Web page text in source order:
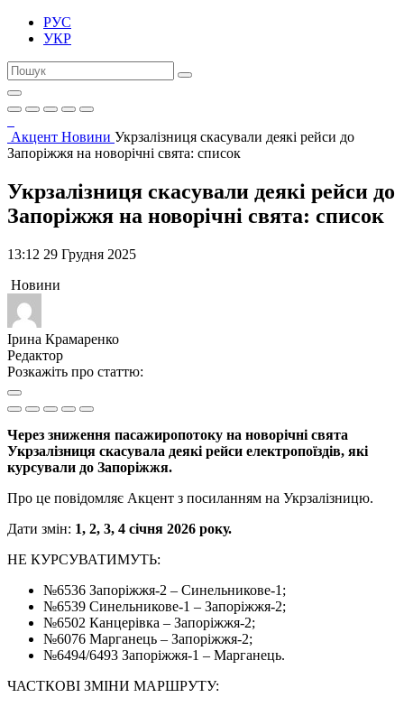
РУС
УКР
Акцент Новини Укрзалізниця скасували деякі рейси до
Запоріжжя на новорічні свята: список
Укрзалізниця скасували деякі рейси до
Запоріжжя на новорічні свята: список
13:12 29 Грудня 2025
Новини
Ірина Крамаренко
Редактор
Розкажіть про статтю:
Через зниження пасажиропотоку на новорічні свята
Укрзалізниця скасувала деякі рейси електропоїздів, які
курсували до Запоріжжя.
Про це повідомляє Акцент з посиланням на Укрзалізницю.
Дати змін: 1, 2, 3, 4 січня 2026 року.
НЕ КУРСУВАТИМУТЬ:
№6536 Запоріжжя-2 – Синельникове-1;
№6539 Синельникове-1 – Запоріжжя-2;
№6502 Канцерівка – Запоріжжя-2;
№6076 Марганець – Запоріжжя-2;
№6494/6493 Запоріжжя-1 – Марганець.
ЧАСТКОВІ ЗМІНИ МАРШРУТУ: